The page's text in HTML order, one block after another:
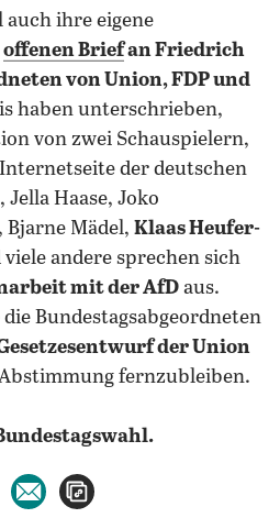
ihre eigene
offenen Briefan Friedrich
von Union, FDP und
haben unterschrieben,
von zwei Schauspielern,
der deutschen
, Jella Haase, Joko
, Bjarne Mädel, Klaas Heufer-
viele andere sprechen sich
mit der AfD aus.
Bundestagsabgeordneten
der Union
fernzubleiben.
teilen
per WhatsApp teilen
per E-Mail teilen